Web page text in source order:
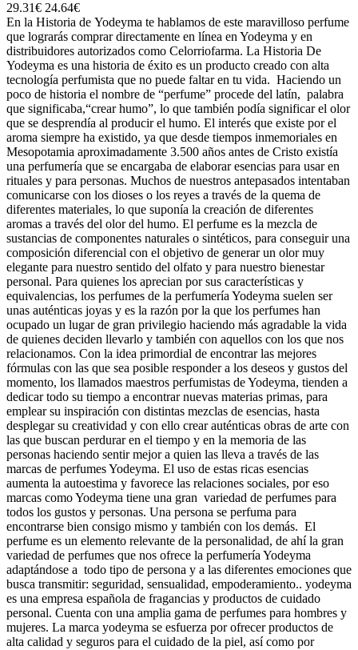
29.31€ 24.64€
En la Historia de Yodeyma te hablamos de este maravilloso perfume
que lograrás comprar directamente en línea en Yodeyma y en
distribuidores autorizados como Celorriofarma. La Historia De
Yodeyma es una historia de éxito es un producto creado con alta
tecnología perfumista que no puede faltar en tu vida. Haciendo un
poco de historia el nombre de “perfume” procede del latín, palabra
que significaba,“crear humo”, lo que también podía significar el olor
que se desprendía al producir el humo. El interés que existe por el
aroma siempre ha existido, ya que desde tiempos inmemoriales en
Mesopotamia aproximadamente 3.500 años antes de Cristo existía
una perfumería que se encargaba de elaborar esencias para usar en
rituales y para personas. Muchos de nuestros antepasados intentaban
comunicarse con los dioses o los reyes a través de la quema de
diferentes materiales, lo que suponía la creación de diferentes
aromas a través del olor del humo. El perfume es la mezcla de
sustancias de componentes naturales o sintéticos, para conseguir una
composición diferencial con el objetivo de generar un olor muy
elegante para nuestro sentido del olfato y para nuestro bienestar
personal. Para quienes los aprecian por sus características y
equivalencias, los perfumes de la perfumería Yodeyma suelen ser
unas auténticas joyas y es la razón por la que los perfumes han
ocupado un lugar de gran privilegio haciendo más agradable la vida
de quienes deciden llevarlo y también con aquellos con los que nos
relacionamos. Con la idea primordial de encontrar las mejores
fórmulas con las que sea posible responder a los deseos y gustos del
momento, los llamados maestros perfumistas de Yodeyma, tienden a
dedicar todo su tiempo a encontrar nuevas materias primas, para
emplear su inspiración con distintas mezclas de esencias, hasta
desplegar su creatividad y con ello crear auténticas obras de arte con
las que buscan perdurar en el tiempo y en la memoria de las
personas haciendo sentir mejor a quien las lleva a través de las
marcas de perfumes Yodeyma. El uso de estas ricas esencias
aumenta la autoestima y favorece las relaciones sociales, por eso
marcas como Yodeyma tiene una gran variedad de perfumes para
todos los gustos y personas. Una persona se perfuma para
encontrarse bien consigo mismo y también con los demás. El
perfume es un elemento relevante de la personalidad, de ahí la gran
variedad de perfumes que nos ofrece la perfumería Yodeyma
adaptándose a todo tipo de persona y a las diferentes emociones que
busca transmitir: seguridad, sensualidad, empoderamiento.. yodeyma
es una empresa española de fragancias y productos de cuidado
personal. Cuenta con una amplia gama de perfumes para hombres y
mujeres. La marca yodeyma se esfuerza por ofrecer productos de
alta calidad y seguros para el cuidado de la piel, así como por